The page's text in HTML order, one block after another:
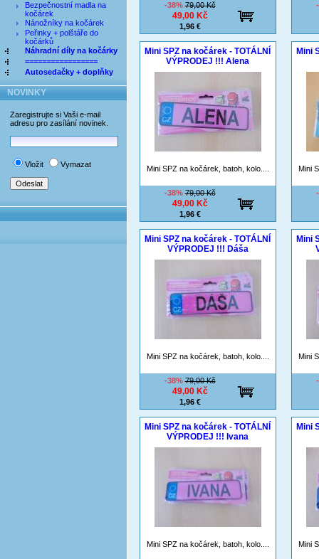
Bezpečnostní madla na
kočárek
Nánožníky na kočárek
Peřinky + polštáře do
kočárků
Náhradní díly na kočárky
=================
Autosedačky + doplňky
NOVINKY
Zaregistrujte si Vaši e-mail
adresu pro zasílání novinek.
Vložit Vymazat
-38%79,00 Kč
49,00 Kč
1,96 €
Mini SPZ na kočárek - TOTÁLNÍ
VÝPRODEJ !!! Alena
Mini SPZ na kočárek, batoh, kolo....
-38%79,00 Kč
49,00 Kč
1,96 €
Mini
Mini
Mini SPZ na kočárek - TOTÁLNÍ
VÝPRODEJ !!! Dáša
Mini SPZ na kočárek, batoh, kolo....
-38%79,00 Kč
49,00 Kč
1,96 €
Mini
Mini
Mini SPZ na kočárek - TOTÁLNÍ
VÝPRODEJ !!! Ivana
Mini SPZ na kočárek, batoh, kolo....
Mini
Mini